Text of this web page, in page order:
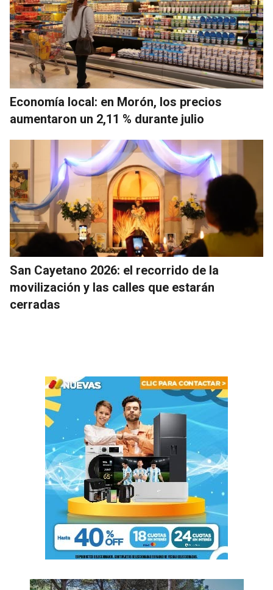
Economía local: en Morón, los precios
aumentaron un 2,11 % durante julio
San Cayetano 2026: el recorrido de la
movilización y las calles que estarán
cerradas